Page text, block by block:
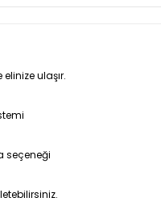
ulaşır.
seçeneği